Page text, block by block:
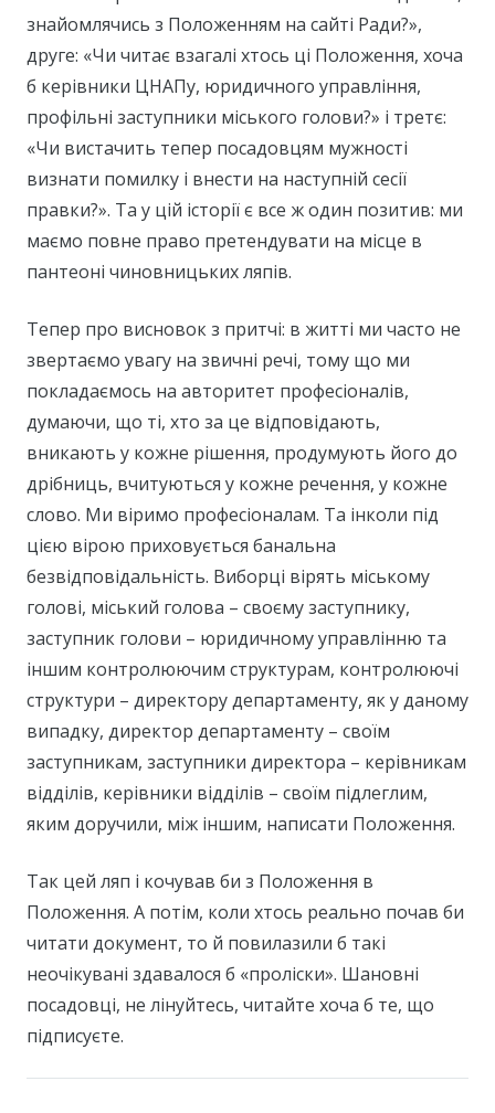
знайомлячись з Положенням на сайті Ради?»,
друге: «Чи читає взагалі хтось ці Положення, хоча
б керівники ЦНАПу, юридичного управління,
профільні заступники міського голови?» і третє:
«Чи вистачить тепер посадовцям мужності
визнати помилку і внести на наступній сесії
правки?». Та у цій історії є все ж один позитив: ми
маємо повне право претендувати на місце в
пантеоні чиновницьких ляпів.
Тепер про висновок з притчі: в житті ми часто не
звертаємо увагу на звичні речі, тому що ми
покладаємось на авторитет професіоналів,
думаючи, що ті, хто за це відповідають,
вникають у кожне рішення, продумують його до
дрібниць, вчитуються у кожне речення, у кожне
слово. Ми віримо професіоналам. Та інколи під
цією вірою приховується банальна
безвідповідальність. Виборці вірять міському
голові, міський голова – своєму заступнику,
заступник голови – юридичному управлінню та
іншим контролюючим структурам, контролюючі
структури – директору департаменту, як у даному
випадку, директор департаменту – своїм
заступникам, заступники директора – керівникам
відділів, керівники відділів – своїм підлеглим,
яким доручили, між іншим, написати Положення.
Так цей ляп і кочував би з Положення в
Положення. А потім, коли хтось реально почав би
читати документ, то й повилазили б такі
неочікувані здавалося б «проліски». Шановні
посадовці, не лінуйтесь, читайте хоча б те, що
підписуєте.